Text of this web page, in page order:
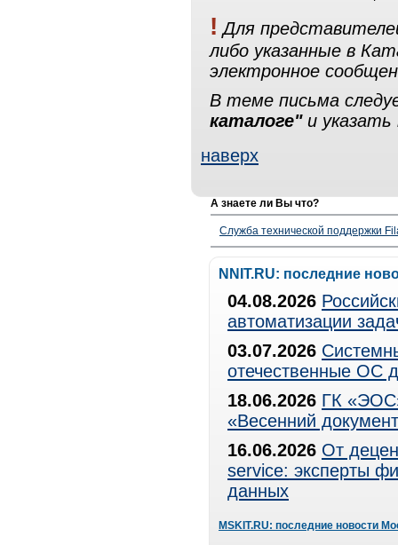
! Для
либо указанные в
электронное
В теме письма
каталоге"и указать
наверх
А знаете ли Вы что?
Служба технической поддержки
NNIT.RU: последние
04.08.2026
автоматизации
03.07.2026
отечественные ОС
18.06.2026 ГК
«Весенний
16.06.2026 От
service: эксперты
данных
MSKIT.RU: последние новости